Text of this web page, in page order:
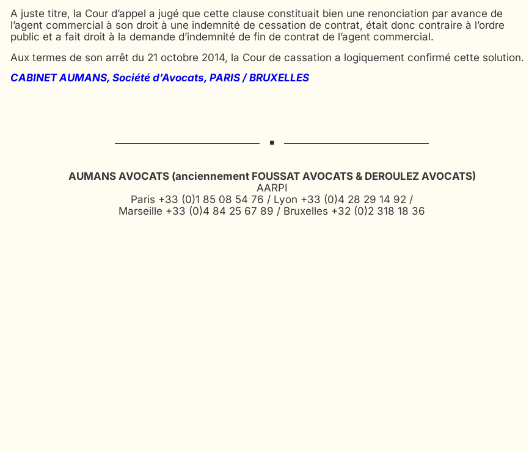
A juste titre, la Cour d’appel a jugé que cette clause constituait bien une renonciation par avance de
l’agent commercial à son droit à une indemnité de cessation de contrat, était donc contraire à l’ordre
public et a fait droit à la demande d’indemnité de fin de contrat de l’agent commercial.
Aux termes de son arrêt du 21 octobre 2014, la Cour de cassation a logiquement confirmé cette solution.
CABINET AUMANS, Société d’Avocats, PARIS / BRUXELLES
AUMANS AVOCATS (anciennement FOUSSAT AVOCATS & DEROULEZ AVOCATS)
AARPI
Paris +33 (0)1 85 08 54 76 / Lyon +33 (0)4 28 29 14 92 /
Marseille +33 (0)4 84 25 67 89 / Bruxelles +32 (0)2 318 18 36